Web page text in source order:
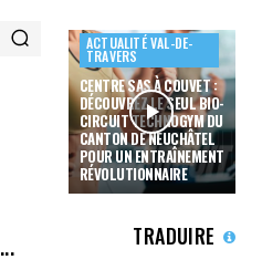
ACTUALITÉ VAL-DE-
TRAVERS
CENTRE SAS À COUVET :
DÉCOUVREZ LE SEUL BIO-
CIRCUIT TECHNOGYM DU
CANTON DE NEUCHÂTEL
POUR UN ENTRAÎNEMENT
RÉVOLUTIONNAIRE
... TRADUIRE